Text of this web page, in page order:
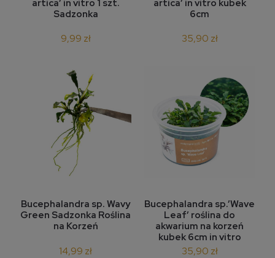
artica’ in vitro 1 szt.
Sadzonka
9,99 zł
artica’ in vitro kubek
6cm
35,90 zł
Bucephalandra sp. Wavy
Green Sadzonka Roślina
na Korzeń
14,99 zł
Bucephalandra sp.’Wave
Leaf’ roślina do
akwarium na korzeń
kubek 6cm in vitro
35,90 zł